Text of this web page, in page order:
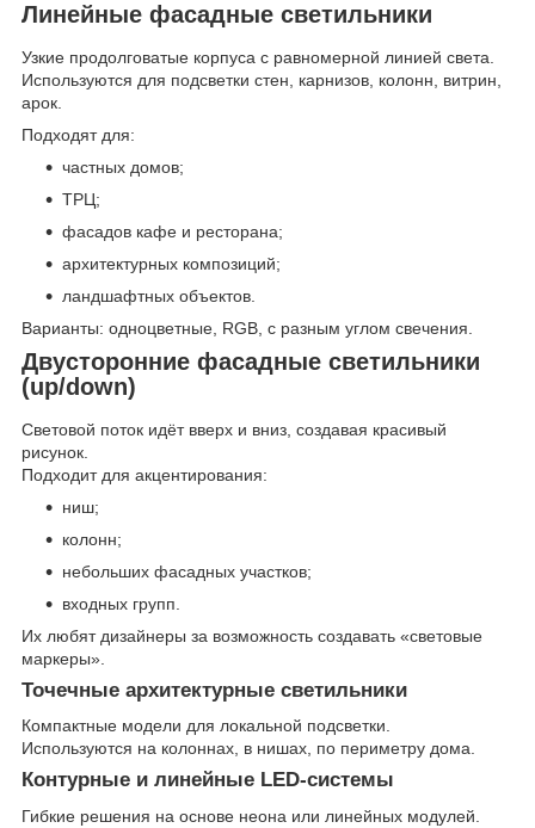
Линейные фасадные светильники
Узкие продолговатые корпуса с равномерной линией света.
Используются для подсветки стен, карнизов, колонн, витрин,
арок.
Подходят для:
частных домов;
ТРЦ;
фасадов кафе и ресторана;
архитектурных композиций;
ландшафтных объектов.
Варианты: одноцветные, RGB, с разным углом свечения.
Двусторонние фасадные светильники
(up/down)
Световой поток идёт вверх и вниз, создавая красивый
рисунок.
Подходит для акцентирования:
ниш;
колонн;
небольших фасадных участков;
входных групп.
Их любят дизайнеры за возможность создавать «световые
маркеры».
Точечные архитектурные светильники
Компактные модели для локальной подсветки.
Используются на колоннах, в нишах, по периметру дома.
Контурные и линейные LED-системы
Гибкие решения на основе неона или линейных модулей.